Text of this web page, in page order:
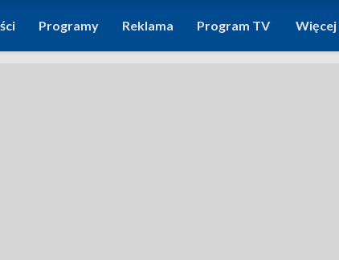
Programy Reklama Program TV Więcej